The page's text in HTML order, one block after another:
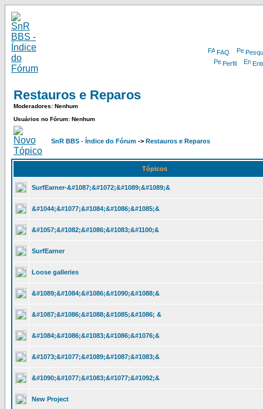
FAQ
Perfil
Restauros e Reparos
Moderadores: Nenhum
Usuários no Fórum: Nenhum
SnR BBS - Índice do Fórum -> Restauros e Reparos
Tópicos
SurfEarner-&#1087;&#1072;&#1089;&#1089;&
&#1044;&#1077;&#1084;&#1086;&#1085;&
&#1057;&#1082;&#1086;&#1083;&#1100;&
SurfEarner
Loose galleries
&#1089;&#1084;&#1086;&#1090;&#1088;&
&#1087;&#1086;&#1088;&#1085;&#1086; &
&#1084;&#1086;&#1083;&#1086;&#1076;&
&#1073;&#1077;&#1089;&#1087;&#1083;&
&#1090;&#1077;&#1083;&#1077;&#1092;&
New Project